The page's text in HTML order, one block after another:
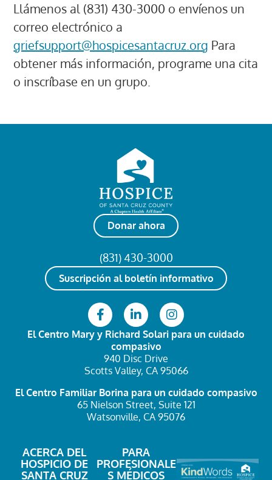
Llámenos al (831) 430-3000 o envíenos un
correo electrónico a
griefsupport@hospicesantacruz.org Para
obtener más información, programe una cita
o inscríbase en un grupo.
Donar ahora
(831) 430-3000
Suscripción al boletín informativo
El Centro Mary y Richard Solari para un cuidado
compasivo
940 Disc Drive
Scotts Valley, CA 95066
El Centro Familiar Borina para un cuidado compasivo
65 Nielson Street, Suite 121
Watsonville, CA 95076
ACERCA DEL
HOSPICIO DE
SANTA CRUZ
PARA
PROFESIONALE
S MÉDICOS